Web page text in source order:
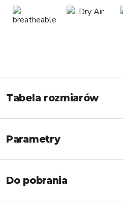
Tabela rozmiarów
Parametry
Do pobrania